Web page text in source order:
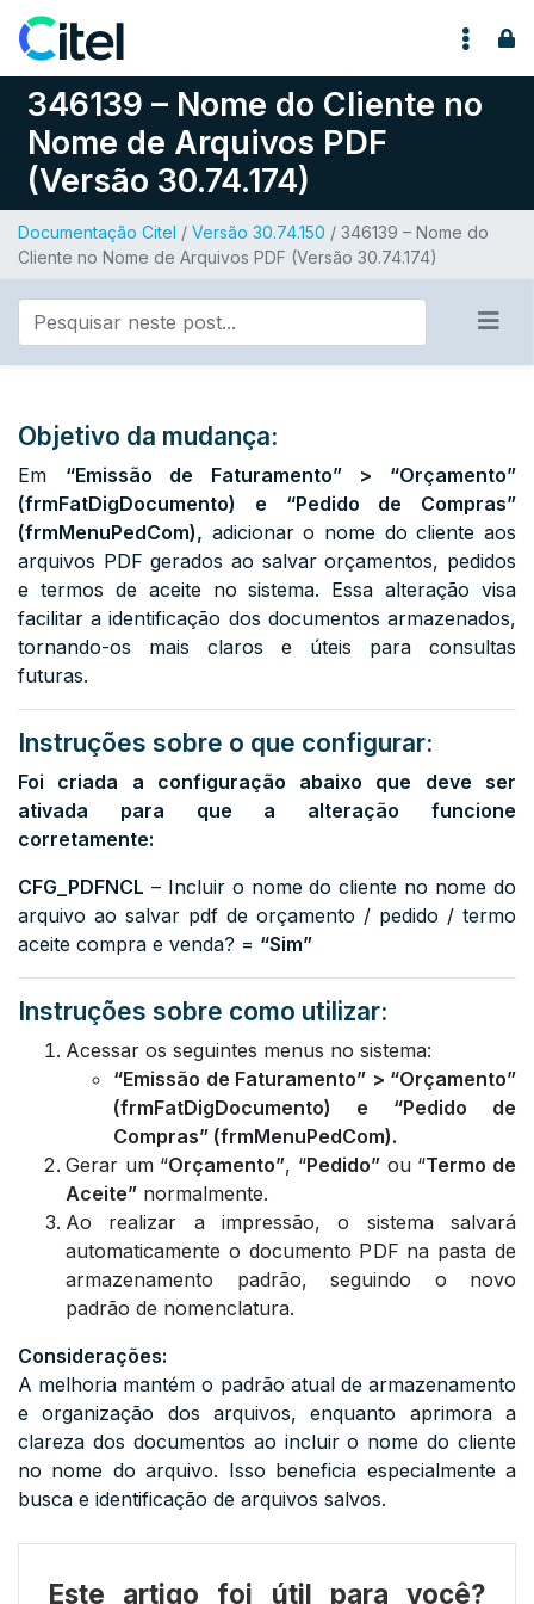
Pular para o conteúdo
346139 – Nome do Cliente no
Nome de Arquivos PDF
(Versão 30.74.174)
Documentação Citel / Versão 30.74.150 / 346139 – Nome do
Cliente no Nome de Arquivos PDF (Versão 30.74.174)
Objetivo da mudança:
Em “Emissão de Faturamento” > “Orçamento”
(frmFatDigDocumento) e “Pedido de Compras”
(frmMenuPedCom), adicionar o nome do cliente aos
arquivos PDF gerados ao salvar orçamentos, pedidos
e termos de aceite no sistema. Essa alteração visa
facilitar a identificação dos documentos armazenados,
tornando-os mais claros e úteis para consultas
futuras.
Instruções sobre o que configurar:
Foi criada a configuração abaixo que deve ser
ativada para que a alteração funcione
corretamente:
CFG_PDFNCL – Incluir o nome do cliente no nome do
arquivo ao salvar pdf de orçamento / pedido / termo
aceite compra e venda? = “Sim”
Instruções sobre como utilizar:
Acessar os seguintes menus no sistema:
“Emissão de Faturamento” > “Orçamento”
(frmFatDigDocumento) e “Pedido de
Compras” (frmMenuPedCom).
Gerar um “Orçamento”, “Pedido” ou “Termo de
Aceite” normalmente.
Ao realizar a impressão, o sistema salvará
automaticamente o documento PDF na pasta de
armazenamento padrão, seguindo o novo
padrão de nomenclatura.
Considerações:
A melhoria mantém o padrão atual de armazenamento
e organização dos arquivos, enquanto aprimora a
clareza dos documentos ao incluir o nome do cliente
no nome do arquivo. Isso beneficia especialmente a
busca e identificação de arquivos salvos.
Este artigo foi útil para você?